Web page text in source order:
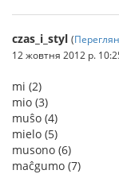
czas_i_styl (
12 жовтня 2012 р.
mi (2)
mio (3)
muŝo (4)
mielo (5)
musono (6)
maĉgumo (7)